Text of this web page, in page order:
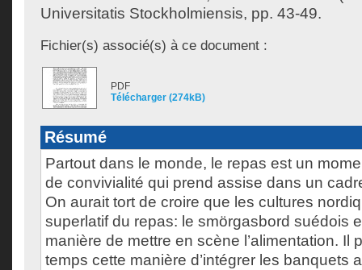
Universitatis Stockholmiensis, pp. 43-49.
Fichier(s) associé(s) à ce document :
PDF
Télécharger (274kB)
Résumé
Partout dans le monde, le repas est un
de convivialité qui prend assise dans un
On aurait tort de croire que les cultures
superlatif du repas: le smörgasbord suédois
manière de mettre en scène l’alimentation. Il
temps cette manière d’intégrer les banquets